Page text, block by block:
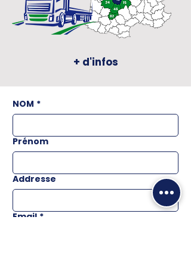
+ d'infos
NOM *
Prénom
Addresse
Email *